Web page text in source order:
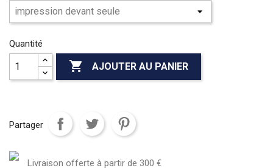
Quantité
 AJOUTER AU PANIER
Partager
Livraison offerte à partir de 300 €